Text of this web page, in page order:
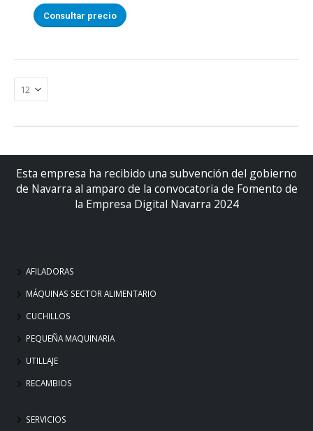
Consultar precio
Esta empresa ha recibido una subvención del gobierno
de Navarra al amparo de la convocatoria de Fomento de
la Empresa Digital Navarra 2024
AFILADORAS
MÁQUINAS SECTOR ALIMENTARIO
CUCHILLOS
PEQUEÑA MAQUINARIA
UTILLAJE
RECAMBIOS
SERVICIOS